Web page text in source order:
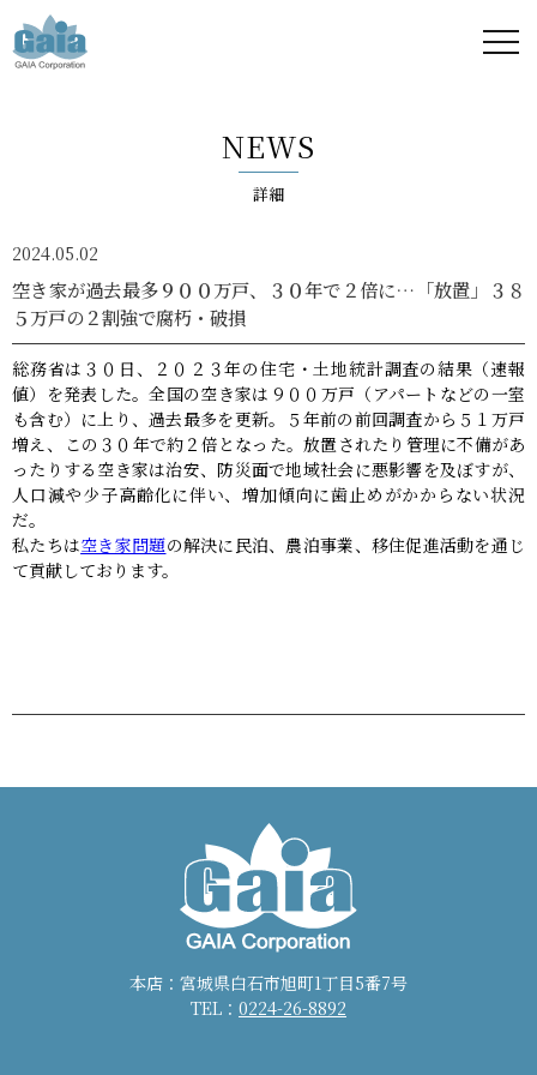
ア -
GAIA
Corporation
-
NEWS
詳細
2024.05.02
空き家が過去最多９００万戸、３０年で２倍に…「放置」３８
５万戸の２割強で腐朽・破損
総務省は３０日、２０２３年の住宅・土地統計調査の結果（速報
値）を発表した。全国の空き家は９００万戸（アパートなどの一室
も含む）に上り、過去最多を更新。５年前の前回調査から５１万戸
増え、この３０年で約２倍となった。放置されたり管理に不備があ
ったりする空き家は治安、防災面で地域社会に悪影響を及ぼすが、
人口減や少子高齢化に伴い、増加傾向に歯止めがかからない状況
だ。
私たちは空き家問題の解決に民泊、農泊事業、移住促進活動を通じ
て貢献しております。
本店：宮城県白石市旭町1丁目5番7号
TEL： 0224-26-8892